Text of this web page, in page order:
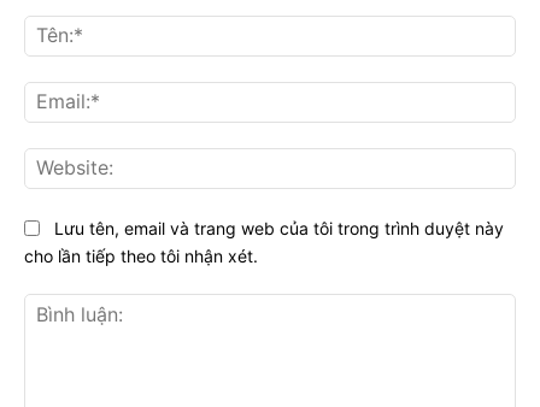
Lưu tên, email và trang web của tôi trong trình duyệt này
cho lần tiếp theo tôi nhận xét.